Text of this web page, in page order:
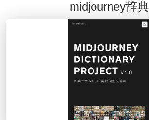
midjourney辞典